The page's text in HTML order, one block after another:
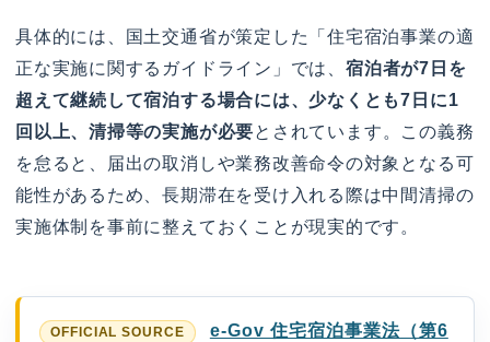
具体的には、国土交通省が策定した「住宅宿泊事業の適
正な実施に関するガイドライン」では、 宿泊者が7日を
超えて継続して宿泊する場合には、少なくとも7日に1
回以上、清掃等の実施が必要とされています。この義務
を怠ると、届出の取消しや業務改善命令の対象となる可
能性があるため、長期滞在を受け入れる際は中間清掃の
実施体制を事前に整えておくことが現実的です。
e-Gov 住宅宿泊事業法（第6